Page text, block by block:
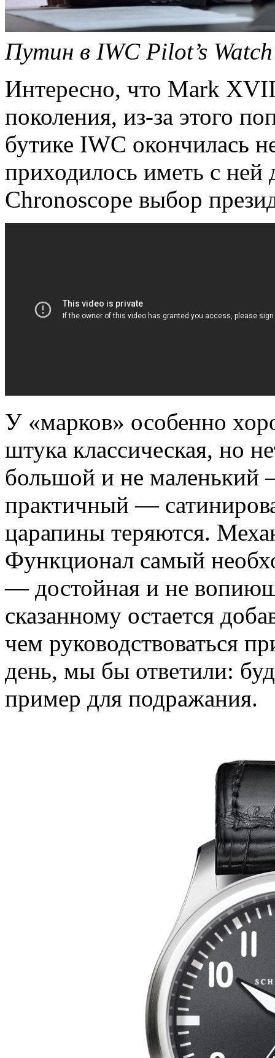
Путин в IWC Pilot’s
Интересно, что Mark
поколения, из-за этого
бутике IWC окончилась
приходилось иметь с ней
Chronoscope выбор
У «марков» особенно
штука классическая, но
большой и не
практичный —
царапины теряются.
Функционал самый
— достойная и не
сказанному остается
чем руководствоваться
день, мы бы ответили:
пример для подражания.